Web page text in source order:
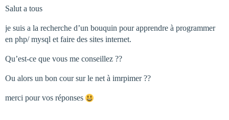
Salut a tous
je suis a la recherche d’un bouquin pour apprendre à programmer
en php/ mysql et faire des sites internet.
Qu’est-ce que vous me conseillez ??
Ou alors un bon cour sur le net à imrpimer ??
merci pour vos réponses